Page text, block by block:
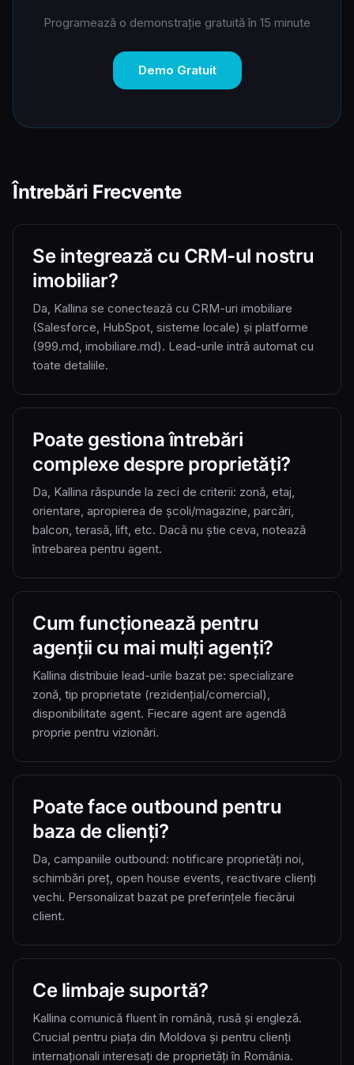
Programează o demonstrație gratuită în 15 minute
Demo Gratuit
Întrebări Frecvente
Se integrează cu CRM-ul nostru
imobiliar?
Da, Kallina se conectează cu CRM-uri imobiliare
(Salesforce, HubSpot, sisteme locale) și platforme
(999.md, imobiliare.md). Lead-urile intră automat cu
toate detaliile.
Poate gestiona întrebări
complexe despre proprietăți?
Da, Kallina răspunde la zeci de criterii: zonă, etaj,
orientare, apropierea de școli/magazine, parcări,
balcon, terasă, lift, etc. Dacă nu știe ceva, notează
întrebarea pentru agent.
Cum funcționează pentru
agenții cu mai mulți agenți?
Kallina distribuie lead-urile bazat pe: specializare
zonă, tip proprietate (rezidențial/comercial),
disponibilitate agent. Fiecare agent are agendă
proprie pentru vizionări.
Poate face outbound pentru
baza de clienți?
Da, campaniile outbound: notificare proprietăți noi,
schimbări preț, open house events, reactivare clienți
vechi. Personalizat bazat pe preferințele fiecărui
client.
Ce limbaje suportă?
Kallina comunică fluent în română, rusă și engleză.
Crucial pentru piața din Moldova și pentru clienți
internaționali interesați de proprietăți în România.